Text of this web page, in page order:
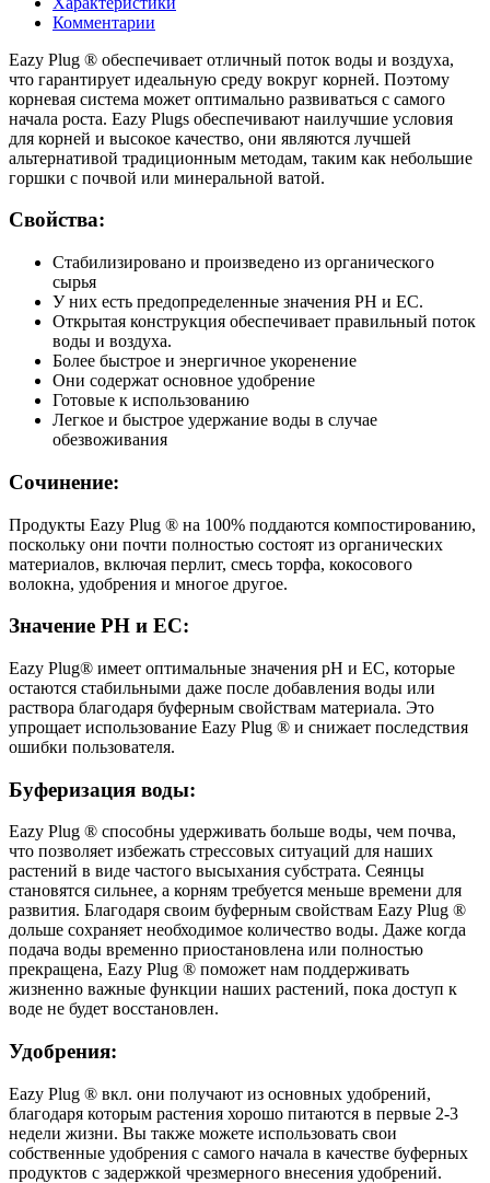
Комментарии
Eazy Plug ® обеспечивает отличный поток воды и воздуха,
что гарантирует идеальную среду вокруг корней. Поэтому
корневая система может оптимально развиваться с самого
начала роста. Eazy Plugs обеспечивают наилучшие условия
для корней и высокое качество, они являются лучшей
альтернативой традиционным методам, таким как небольшие
горшки с почвой или минеральной ватой.
Свойства:
Стабилизировано и произведено из органического
сырья
У них есть предопределенные значения PH и EC.
Открытая конструкция обеспечивает правильный поток
воды и воздуха.
Более быстрое и энергичное укоренение
Они содержат основное удобрение
Готовые к использованию
Легкое и быстрое удержание воды в случае
обезвоживания
Сочинение:
Продукты Eazy Plug ® на 100% поддаются компостированию,
поскольку они почти полностью состоят из органических
материалов, включая перлит, смесь торфа, кокосового
волокна, удобрения и многое другое.
Значение PH и EC:
Eazy Plug® имеет оптимальные значения pH и ЕС, которые
остаются стабильными даже после добавления воды или
раствора благодаря буферным свойствам материала. Это
упрощает использование Eazy Plug ® и снижает последствия
ошибки пользователя.
Буферизация воды:
Eazy Plug ® способны удерживать больше воды, чем почва,
что позволяет избежать стрессовых ситуаций для наших
растений в виде частого высыхания субстрата. Сеянцы
становятся сильнее, а корням требуется меньше времени для
развития. Благодаря своим буферным свойствам Eazy Plug ®
дольше сохраняет необходимое количество воды. Даже когда
подача воды временно приостановлена ​​или полностью
прекращена, Eazy Plug ® поможет нам поддерживать
жизненно важные функции наших растений, пока доступ к
воде не будет восстановлен.
Удобрения:
Eazy Plug ® вкл. они получают из основных удобрений,
благодаря которым растения хорошо питаются в первые 2-3
недели жизни. Вы также можете использовать свои
собственные удобрения с самого начала в качестве буферных
продуктов с задержкой чрезмерного внесения удобрений.